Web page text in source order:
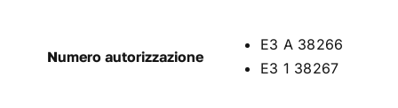
Numero autorizzazione
E3 A 38266
E3 1 38267